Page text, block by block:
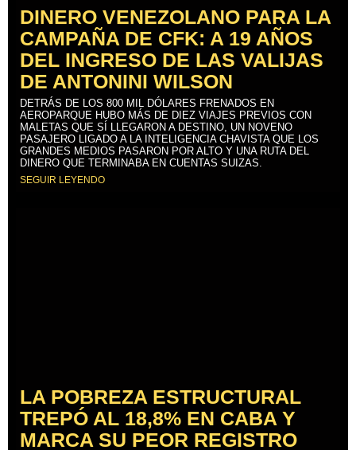
DINERO VENEZOLANO PARA LA
CAMPAÑA DE CFK: A 19 AÑOS
DEL INGRESO DE LAS VALIJAS
DE ANTONINI WILSON
DETRÁS DE LOS 800 MIL DÓLARES FRENADOS EN
AEROPARQUE HUBO MÁS DE DIEZ VIAJES PREVIOS CON
MALETAS QUE SÍ LLEGARON A DESTINO, UN NOVENO
PASAJERO LIGADO A LA INTELIGENCIA CHAVISTA QUE LOS
GRANDES MEDIOS PASARON POR ALTO Y UNA RUTA DEL
DINERO QUE TERMINABA EN CUENTAS SUIZAS.
SEGUIR LEYENDO
LA POBREZA ESTRUCTURAL
TREPÓ AL 18,8% EN CABA Y
MARCA SU PEOR REGISTRO